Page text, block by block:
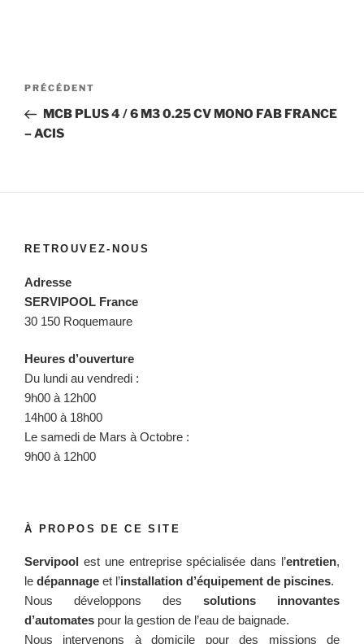
Navigation
l’article
Article
précédent
PRÉCÉDENT
MCB PLUS 4 / 6 M3 0.25 CV MONO FAB FRANCE
– ACIS
RETROUVEZ-NOUS
Adresse
SERVIPOOL France
30 150 Roquemaure
Heures d’ouverture
Du lundi au vendredi :
9h00 à 12h00
14h00 à 18h00
Le samedi de Mars à Octobre :
9h00 à 12h00
À PROPOS DE CE SITE
Servipool est une entreprise spécialisée dans l’entretien,
le dépannage et l’installation d’équipement de piscines.
Nous développons des solutions innovantes
d’automates pour la gestion de l’eau de baignade.
Nous intervenons à domicile pour des missions de